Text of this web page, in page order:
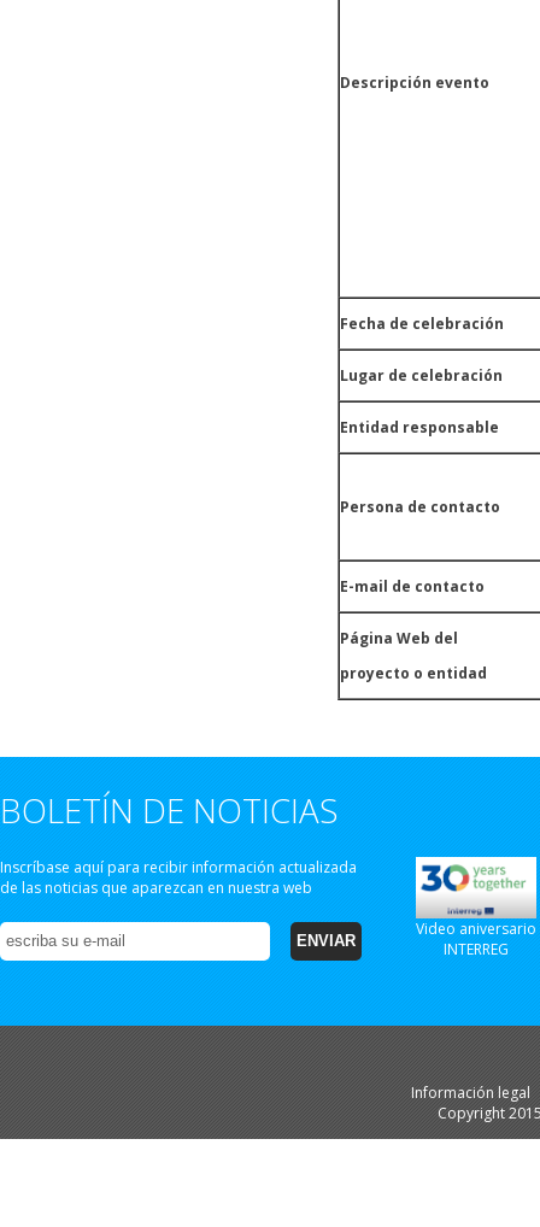
Descripción evento
Fecha de celebración
Lugar de celebración
Entidad responsable
Persona de contacto
E-mail de contacto
Página Web del
proyecto o entidad
BOLETÍN DE NOTICIAS
Inscríbase aquí para recibir información actualizada
de las noticias que aparezcan en nuestra web
Video aniversario
INTERREG
Información legal
Copyright